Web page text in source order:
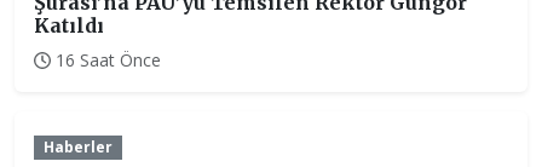
Katıldı
16 Saat Önce
Haberler